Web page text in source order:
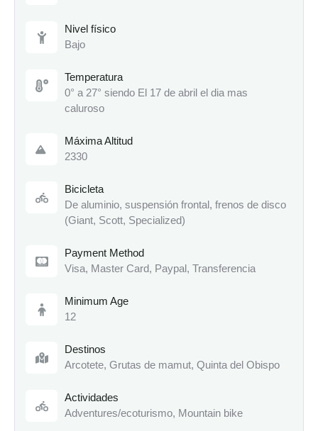
Nivel físico
Bajo
Temperatura
0° a 27° siendo El 17 de abril el dia mas
caluroso
Máxima Altitud
2330
Bicicleta
De aluminio, suspensión frontal, frenos de disco
(Giant, Scott, Specialized)
Payment Method
Visa, Master Card, Paypal, Transferencia
Minimum Age
12
Destinos
Arcotete, Grutas de mamut, Quinta del Obispo
Actividades
Adventures/ecoturismo, Mountain bike